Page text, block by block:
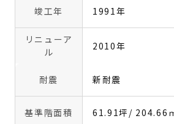
竣工年 1991年
リニューア
ル
2010年
耐震 新耐震
基準階面積 61.91坪 / 204.66